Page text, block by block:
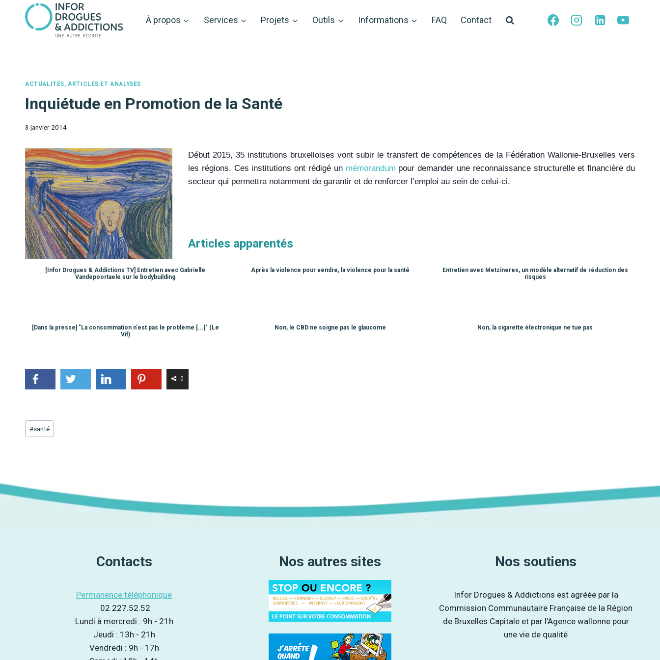
À propos Services Projets Outils Informations FAQ Contact
ACTUALITÉS, ARTICLES ET ANALYSES
Inquiétude en Promotion de la Santé
3 janvier 2014
Début 2015, 35 institutions bruxelloises vont subir le transfert de compétences de la Fédération Wallonie-Bruxelles vers
les régions. Ces institutions ont rédigé un mémorandum pour demander une reconnaissance structurelle et financière du
secteur qui permettra notamment de garantir et de renforcer l’emploi au sein de celui-ci.
Articles apparentés
[Infor Drogues & Addictions TV] Entretien avec Gabrielle
Vandepoortaele sur le bodybuilding
Après la violence pour vendre, la violence pour la santé
Entretien avec Metzineres, un modèle alternatif de réduction des
risques
[Dans la presse] "La consommation n'est pas le problème [...]" (Le
Vif)
Non, le CBD ne soigne pas le glaucome Non, la cigarette électronique ne tue pas
0
Étiquettes
de
#santé
Contacts
Permanence téléphonique
02 227.52.52
Lundi à mercredi : 9h - 21h
Jeudi : 13h - 21h
Vendredi : 9h - 17h
Nos autres sites Nos soutiens
Infor Drogues & Addictions est agréée par la
Commission Communautaire Française de la Région
de Bruxelles Capitale et par l'Agence wallonne pour
une vie de qualité